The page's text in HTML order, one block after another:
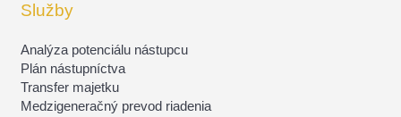
Služby
Analýza potenciálu nástupcu
Plán nástupníctva
Transfer majetku
Medzigeneračný prevod riadenia